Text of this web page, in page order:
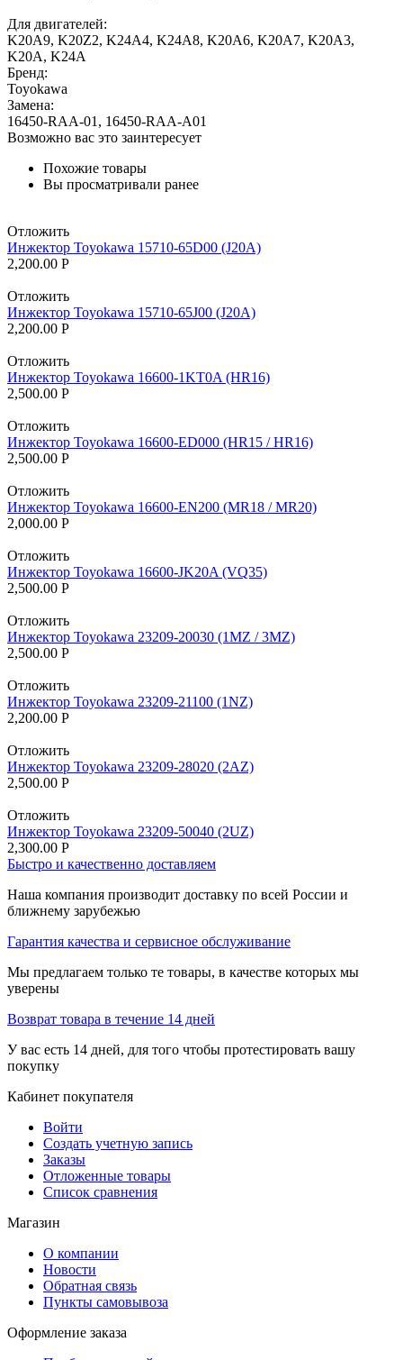
Для двигателей:
K20A9, K20Z2, K24A4, K24A8, K20A6, K20A7, K20A3,
K20A, K24A
Бренд:
Toyokawa
Замена:
16450-RAA-01, 16450-RAA-A01
Возможно вас это заинтересует
Похожие товары
Вы просматривали ранее
Отложить
Инжектор Toyokawa 15710-65D00 (J20A)
2,200.00 Р
Отложить
Инжектор Toyokawa 15710-65J00 (J20A)
2,200.00 Р
Отложить
Инжектор Toyokawa 16600-1KT0A (HR16)
2,500.00 Р
Отложить
Инжектор Toyokawa 16600-ED000 (HR15 / HR16)
2,500.00 Р
Отложить
Инжектор Toyokawa 16600-EN200 (MR18 / MR20)
2,000.00 Р
Отложить
Инжектор Toyokawa 16600-JK20A (VQ35)
2,500.00 Р
Отложить
Инжектор Toyokawa 23209-20030 (1MZ / 3MZ)
2,500.00 Р
Отложить
Инжектор Toyokawa 23209-21100 (1NZ)
2,200.00 Р
Отложить
Инжектор Toyokawa 23209-28020 (2AZ)
2,500.00 Р
Отложить
Инжектор Toyokawa 23209-50040 (2UZ)
2,300.00 Р
Быстро и качественно доставляем
Наша компания производит доставку по всей России и
ближнему зарубежью
Гарантия качества и сервисное обслуживание
Мы предлагаем только те товары, в качестве которых мы
уверены
Возврат товара в течение 14 дней
У вас есть 14 дней, для того чтобы протестировать вашу
покупку
Кабинет покупателя
Войти
Создать учетную запись
Заказы
Отложенные товары
Список сравнения
Магазин
О компании
Новости
Обратная связь
Пункты самовывоза
Оформление заказа